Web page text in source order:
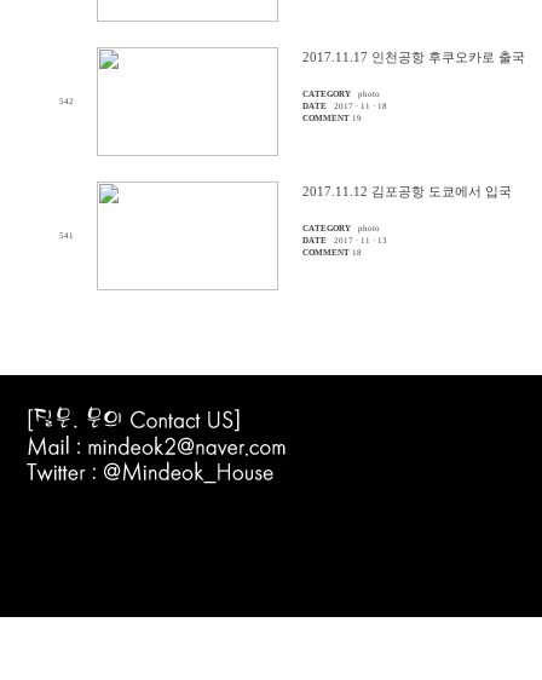
542
2017.11.17 인천공항 후쿠오카로 출국
CATEGORY photo
DATE
2017 · 11 · 18
COMMENT 19
541
2017.11.12 김포공항 도쿄에서 입국
CATEGORY photo
DATE
2017 · 11 · 13
COMMENT 18